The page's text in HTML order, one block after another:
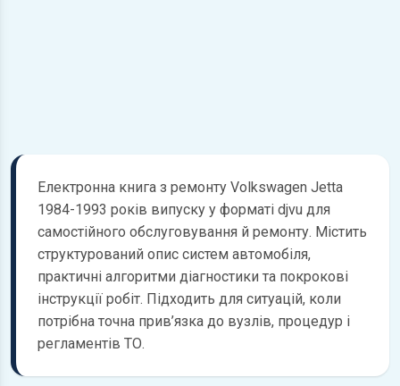
Електронна книга з ремонту Volkswagen Jetta
1984-1993 років випуску у форматі djvu для
самостійного обслуговування й ремонту. Містить
структурований опис систем автомобіля,
практичні алгоритми діагностики та покрокові
інструкції робіт. Підходить для ситуацій, коли
потрібна точна прив’язка до вузлів, процедур і
регламентів ТО.